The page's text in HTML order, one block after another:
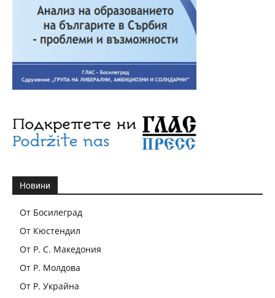
Новини
От Босилеград
От Кюстендил
От Р. С. Македония
От Р. Молдова
От Р. Украйна